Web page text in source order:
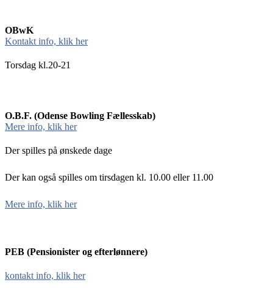
OBwK
Kontakt info, klik her
Torsdag kl.20-21
O.B.F. (Odense Bowling Fællesskab)
Mere info, klik her
Der spilles på ønskede dage
Der kan også spilles om tirsdagen kl. 10.00 eller 11.00
Mere info, klik her
PEB (Pensionister og efterlønnere)
kontakt info, klik her